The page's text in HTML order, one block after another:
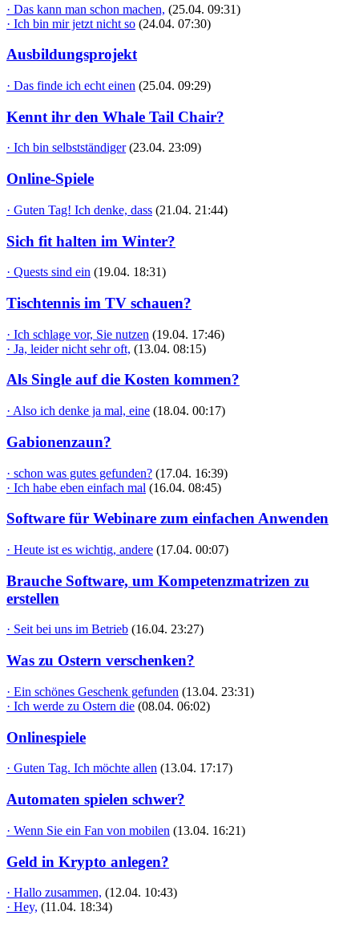
· Das kann man schon machen, (25.04. 09:31)
· Ich bin mir jetzt nicht so (24.04. 07:30)
Ausbildungsprojekt
· Das finde ich echt einen (25.04. 09:29)
Kennt ihr den Whale Tail Chair?
· Ich bin selbstständiger (23.04. 23:09)
Online-Spiele
· Guten Tag! Ich denke, dass (21.04. 21:44)
Sich fit halten im Winter?
· Quests sind ein (19.04. 18:31)
Tischtennis im TV schauen?
· Ich schlage vor, Sie nutzen (19.04. 17:46)
· Ja, leider nicht sehr oft, (13.04. 08:15)
Als Single auf die Kosten kommen?
· Also ich denke ja mal, eine (18.04. 00:17)
Gabionenzaun?
· schon was gutes gefunden? (17.04. 16:39)
· Ich habe eben einfach mal (16.04. 08:45)
Software für Webinare zum einfachen Anwenden
· Heute ist es wichtig, andere (17.04. 00:07)
Brauche Software, um Kompetenzmatrizen zu
erstellen
· Seit bei uns im Betrieb (16.04. 23:27)
Was zu Ostern verschenken?
· Ein schönes Geschenk gefunden (13.04. 23:31)
· Ich werde zu Ostern die (08.04. 06:02)
Onlinespiele
· Guten Tag. Ich möchte allen (13.04. 17:17)
Automaten spielen schwer?
· Wenn Sie ein Fan von mobilen (13.04. 16:21)
Geld in Krypto anlegen?
· Hallo zusammen, (12.04. 10:43)
· Hey, (11.04. 18:34)